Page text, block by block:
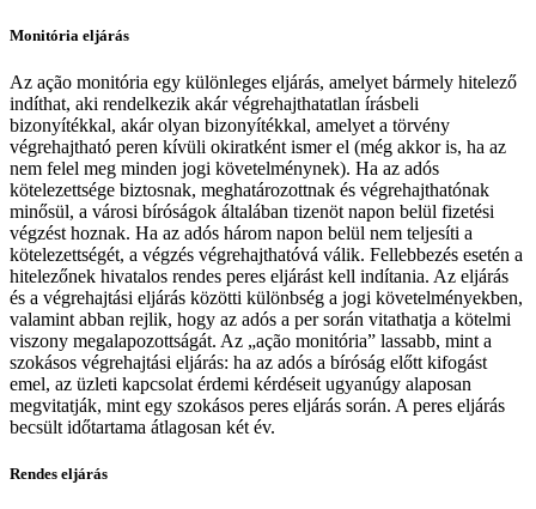
Monitória eljárás
Az ação monitória egy különleges eljárás, amelyet bármely hitelező
indíthat, aki rendelkezik akár végrehajthatatlan írásbeli
bizonyítékkal, akár olyan bizonyítékkal, amelyet a törvény
végrehajtható peren kívüli okiratként ismer el (még akkor is, ha az
nem felel meg minden jogi követelménynek). Ha az adós
kötelezettsége biztosnak, meghatározottnak és végrehajthatónak
minősül, a városi bíróságok általában tizenöt napon belül fizetési
végzést hoznak. Ha az adós három napon belül nem teljesíti a
kötelezettségét, a végzés végrehajthatóvá válik. Fellebbezés esetén a
hitelezőnek hivatalos rendes peres eljárást kell indítania. Az eljárás
és a végrehajtási eljárás közötti különbség a jogi követelményekben,
valamint abban rejlik, hogy az adós a per során vitathatja a kötelmi
viszony megalapozottságát. Az „ação monitória” lassabb, mint a
szokásos végrehajtási eljárás: ha az adós a bíróság előtt kifogást
emel, az üzleti kapcsolat érdemi kérdéseit ugyanúgy alaposan
megvitatják, mint egy szokásos peres eljárás során. A peres eljárás
becsült időtartama átlagosan két év.
Rendes eljárás